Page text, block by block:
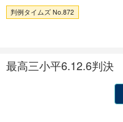
判例タイムズ No.872
最高三小平6.12.6判決